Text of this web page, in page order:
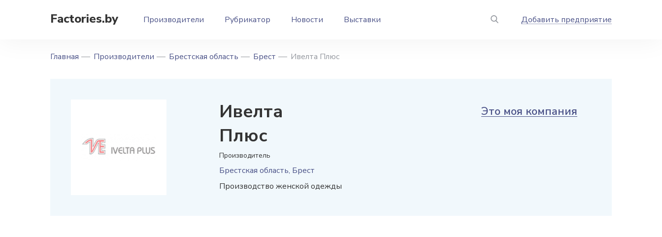
Factories.by Производители Рубрикатор Новости Выставки Добавить предприятие
Главная Производители Брестская область Брест Ивелта Плюс
Ивелта
Плюс
Производитель
Брестская область, Брест
Производство женской одежды
Это моя компания